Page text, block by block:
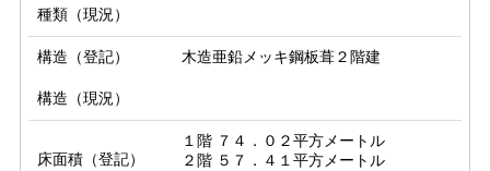
種類（現況）
構造（登記） 木造亜鉛メッキ鋼板葺２階建
構造（現況）
床面積（登記）
１階 ７４．０２平方メートル
２階 ５７．４１平方メートル